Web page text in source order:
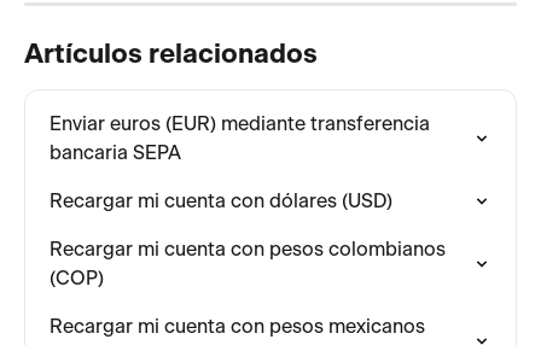
Artículos relacionados
Enviar euros (EUR) mediante transferencia
bancaria SEPA
Recargar mi cuenta con dólares (USD)
Recargar mi cuenta con pesos colombianos
(COP)
Recargar mi cuenta con pesos mexicanos